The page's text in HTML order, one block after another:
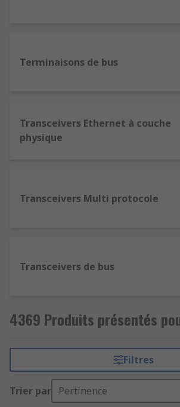
Terminaisons de bus
Transceivers Ethernet à couche
physique
Transceivers Multi protocole
Transceivers de bus
4369 Produits présentés
Filtres
Trier par Pertinence